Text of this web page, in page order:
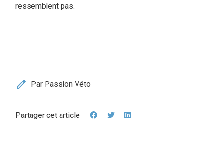
ressemblent pas.
edit Par Passion Véto
Partager cet article